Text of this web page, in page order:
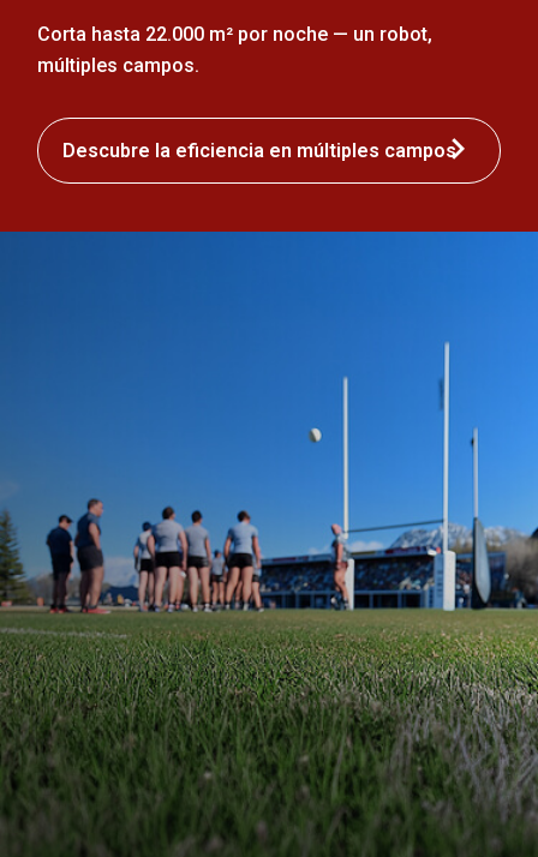
Corta hasta 22.000 m² por noche — un robot,
múltiples campos.
Descubre la eficiencia en múltiples campos